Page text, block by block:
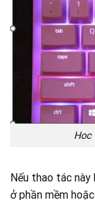
Hoc
Nếu thao tác
ở phần mềm